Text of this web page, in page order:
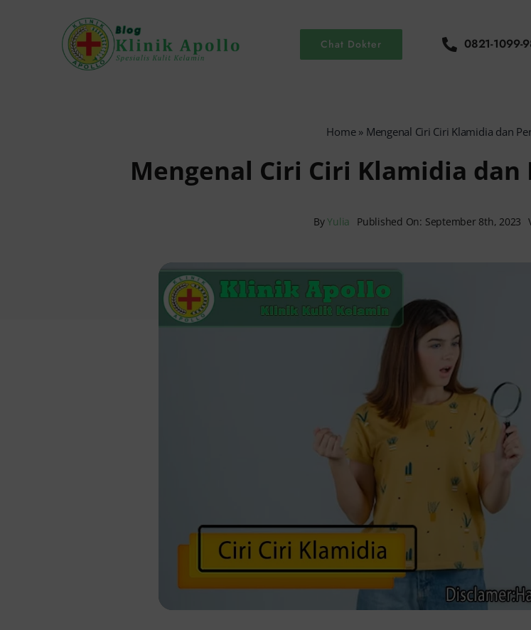
Chat Dokter 0821-1099-
Home» Mengenal Ciri Ciri Klamidia dan
Mengenal Ciri Ciri Klamidia
ByYulia Published On: September 8th, 2023